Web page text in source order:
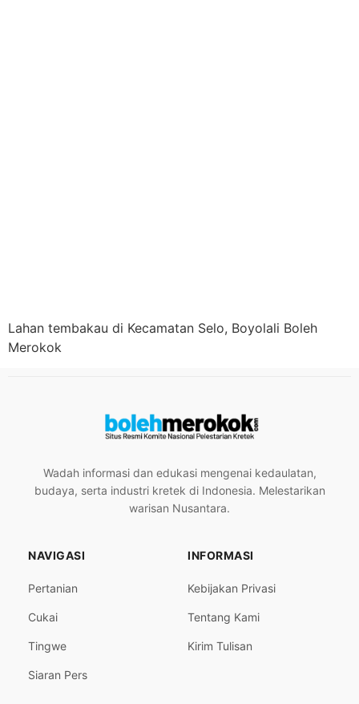
Lahan tembakau di Kecamatan Selo, Boyolali Boleh
Merokok
Wadah informasi dan edukasi mengenai kedaulatan,
budaya, serta industri kretek di Indonesia. Melestarikan
warisan Nusantara.
NAVIGASI
Pertanian
Cukai
Tingwe
Siaran Pers
INFORMASI
Kebijakan Privasi
Tentang Kami
Kirim Tulisan